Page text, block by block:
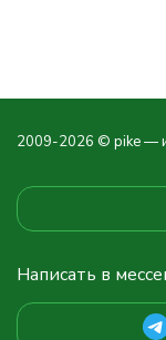
2009-2026 © pike —
Написать в